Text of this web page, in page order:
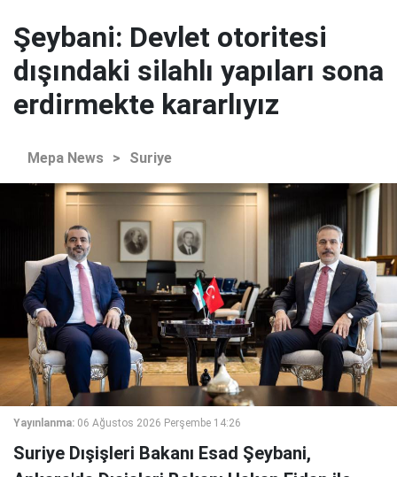
Şeybani: Devlet otoritesi
dışındaki silahlı yapıları sona
erdirmekte kararlıyız
Mepa News > Suriye
Yayınlanma: 06 Ağustos 2026 Perşembe 14:26
Suriye Dışişleri Bakanı Esad Şeybani,